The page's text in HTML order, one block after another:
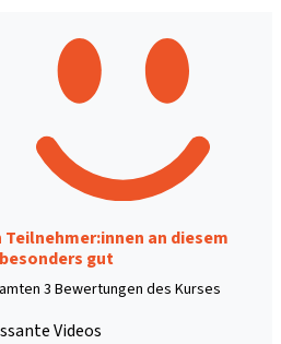
an diesem
gut
3 Bewertungen des Kurses
Videos